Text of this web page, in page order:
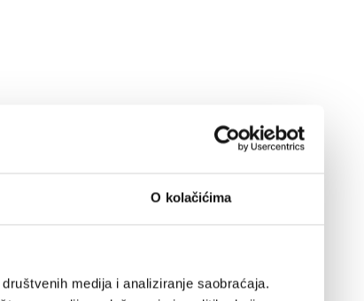
O kolačićima
medija i analiziranje saobraćaja.